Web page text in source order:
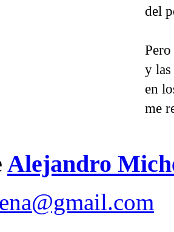
del
Pero
y las
en
me
Alejandro